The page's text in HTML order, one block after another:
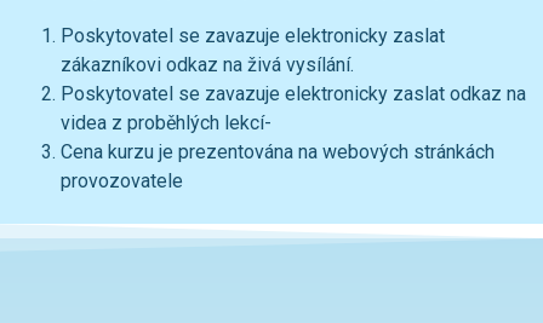
Poskytovatel se zavazuje elektronicky zaslat
zákazníkovi odkaz na živá vysílání.
Poskytovatel se zavazuje elektronicky zaslat odkaz na
videa z proběhlých lekcí-
Cena kurzu je prezentována na webových stránkách
provozovatele